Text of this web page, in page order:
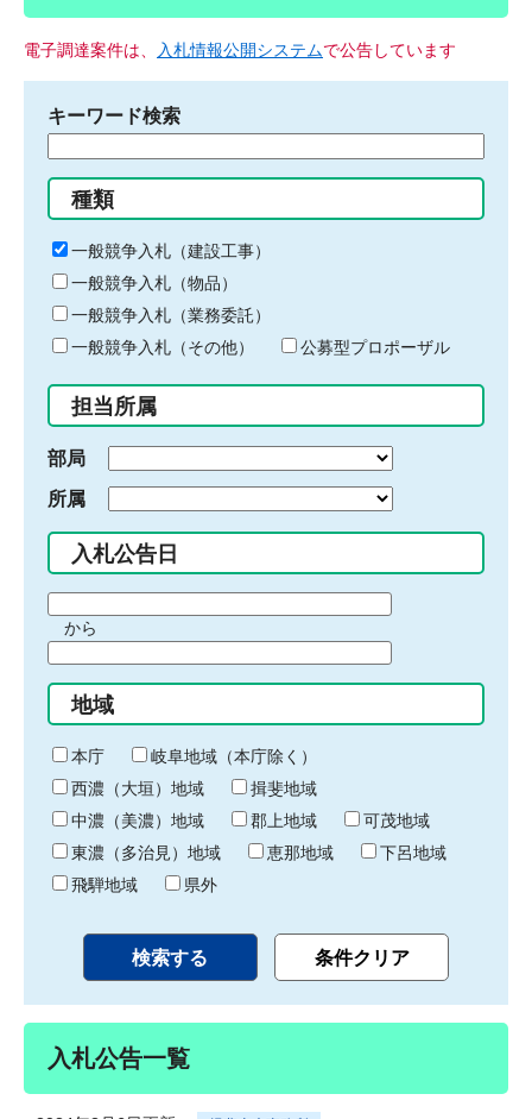
電子調達案件は、 入札情報公開システムで公告しています
キーワード検索
る
キ
ー
ワ
ー
ド
入
力
種類
一般競争入札（建設工事）
一般競争入札（物品）
一般競争入札（業務委託）
一般競争入札（その他）
公募型プロポーザル
担当所属
部局
所属
入札公告日
間
始
り
から
間
終
わ
り
地域
本庁
岐阜地域（本庁除く）
西濃（大垣）地域
揖斐地域
中濃（美濃）地域
郡上地域
可茂地域
東濃（多治見）地域
恵那地域
下呂地域
飛騨地域
県外
入札公告一覧